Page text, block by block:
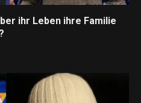
ihr Leben ihre Familie